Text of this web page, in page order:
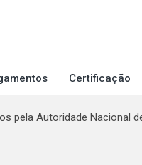
Certificação
pela Autoridade Nacional